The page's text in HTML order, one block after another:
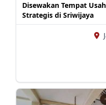
Disewakan Tempat
Strategis di Sriwijaya